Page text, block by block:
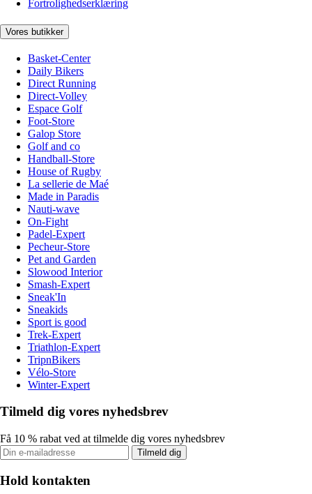
Fortrolighedserklæring
Vores butikker
Basket-Center
Daily Bikers
Direct Running
Direct-Volley
Espace Golf
Foot-Store
Galop Store
Golf and co
Handball-Store
House of Rugby
La sellerie de Maé
Made in Paradis
Nauti-wave
On-Fight
Padel-Expert
Pecheur-Store
Pet and Garden
Slowood Interior
Smash-Expert
Sneak'In
Sneakids
Sport is good
Trek-Expert
Triathlon-Expert
TripnBikers
Vélo-Store
Winter-Expert
Tilmeld dig vores nyhedsbrev
Få 10 % rabat ved at tilmelde dig vores nyhedsbrev
Tilmeld dig
Hold kontakten